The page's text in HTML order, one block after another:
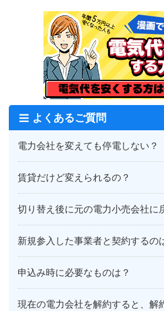
よくあるご質問
電力会社を変えても停電しない？
賃貸だけど変えられるの？
切り替え後に元の電力小売会社に
新規参入した事業者と契約するの
申込み時に必要なものは？
現在の電力会社を解約すると、解